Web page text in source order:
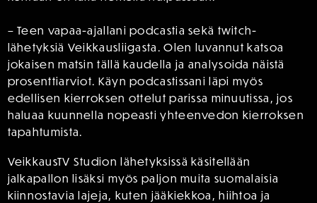
– Teen vapaa-ajallani podcastia sekä twitch-
lähetyksiä Veikkausliigasta. Olen luvannut katsoa
jokaisen matsin tällä kaudella ja analysoida näistä
prosenttiarviot. Käyn podcastissani läpi myös
edellisen kierroksen ottelut parissa minuutissa, jos
haluaa kuunnella nopeasti yhteenvedon kierroksen
tapahtumista.
VeikkausTV Studion lähetyksissä käsitellään
jalkapallon lisäksi myös paljon muita suomalaisia
kiinnostavia lajeja, kuten jääkiekkoa, hiihtoa ja